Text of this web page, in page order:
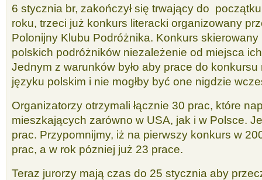
6 stycznia br, zakończył się trwający do
roku, trzeci już konkurs literacki organizowany
Polonijny Klubu Podróżnika. Konkurs skierowany
polskich podróżników niezależenie od miejsca
Jednym z warunków było aby prace do konkursu
języku polskim i nie mogłby być one nigdzie
Organizatorzy otrzymali łącznie 30 prac, które
mieszkających zarówno w USA, jak i w Polsce.
prac. Przypomnijmy, iż na pierwszy konkurs w
prac, a w rok pózniej już 23 prace.
Teraz jurorzy mają czas do 25 stycznia aby